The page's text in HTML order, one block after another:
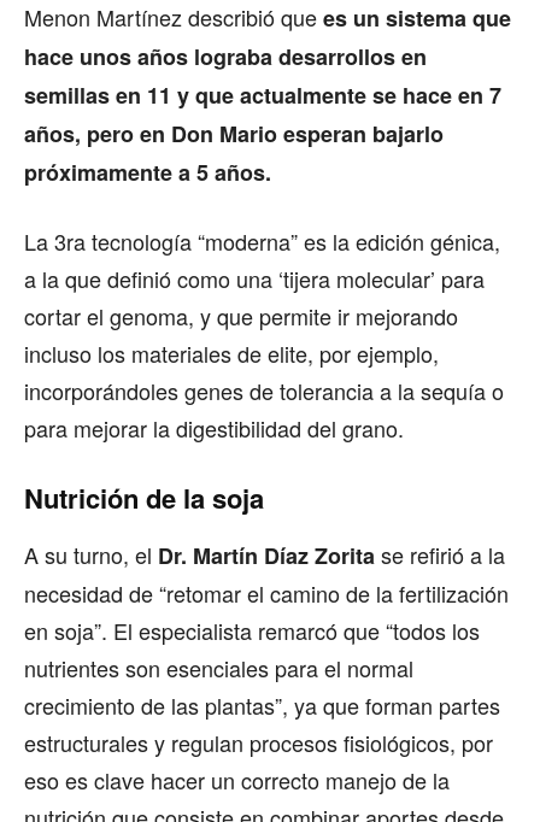
Menon Martínez describió quees un sistema que
hace unos años lograba desarrollos en
semillas en 11 y que actualmente se hace en 7
años, pero en Don Mario esperan bajarlo
próximamente a 5 años.
La 3ra tecnología “moderna” es la edición génica,
a la que definió como una ‘tijera molecular’ para
cortar el genoma, y que permite ir mejorando
incluso los materiales de elite, por ejemplo,
incorporándoles genes de tolerancia a la sequía o
para mejorar la digestibilidad del grano.
Nutrición de la soja
A su turno, el Dr. Martín Díaz Zoritase refirió a la
necesidad de “retomar el camino de la fertilización
en soja”. El especialista remarcó que “todos los
nutrientes son esenciales para el normal
crecimiento de las plantas”, ya que forman partes
estructurales y regulan procesos fisiológicos, por
eso es clave hacer un correcto manejo de la